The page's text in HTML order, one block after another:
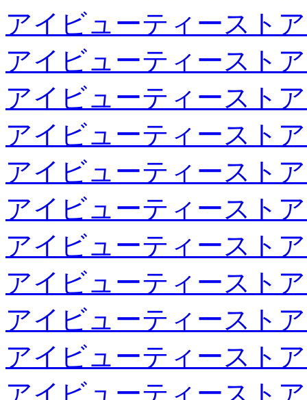
アイビューティースト
アイビューティースト
アイビューティースト
アイビューティースト
アイビューティースト
アイビューティースト
アイビューティースト
アイビューティースト
アイビューティースト
アイビューティースト
アイビューティースト